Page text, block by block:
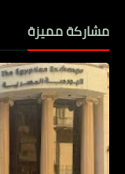
مشاركة مميزة